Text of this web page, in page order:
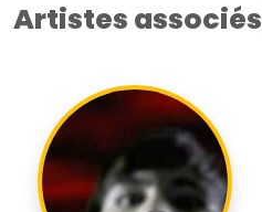
Artistes associés